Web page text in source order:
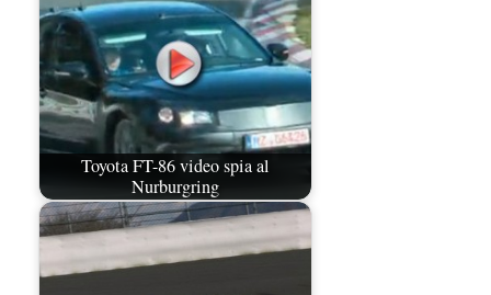
Toyota FT-86 video spia al
Nurburgring